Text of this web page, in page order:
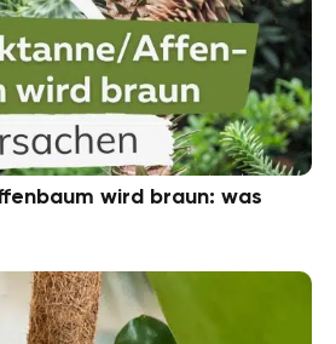
wird braun: was